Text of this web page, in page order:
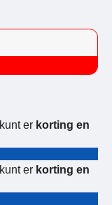
er korting en
er korting en